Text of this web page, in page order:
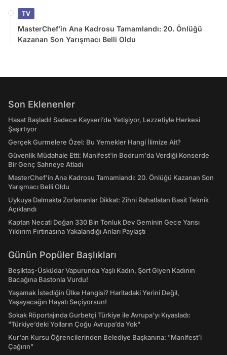
TV
MasterChef’in Ana Kadrosu Tamamlandı: 20. Önlüğü
Kazanan Son Yarışmacı Belli Oldu
Son Eklenenler
Hasat Başladı! Sadece Kayseri’de Yetişiyor, Lezzetiyle Herkesi
Şaşırtıyor
Gerçek Gurmelere Özel: Bu Yemekler Hangi İlimize Ait?
Güvenlik Müdahale Etti: Manifest'in Bodrum'da Verdiği Konserde
Bir Genç Sahneye Atladı
MasterChef’in Ana Kadrosu Tamamlandı: 20. Önlüğü Kazanan Son
Yarışmacı Belli Oldu
Uykuya Dalmakta Zorlananlar Dikkat: Zihni Rahatlatan Basit Teknik
Açıklandı
Kaptan Necati Doğan 330 Bin Tonluk Dev Geminin Gece Yarısı
Yıldırım Fırtınasına Yakalandığı Anları Paylaştı
Günün Popüler Başlıkları
Beşiktaş-Üsküdar Vapurunda Yaşlı Kadın, Şort Giyen Kadının
Bacağına Bastonla Vurdu!
Yaşamak İstediğin Ülke Hangisi? Haritadaki Yerini Değil,
Yaşayacağın Hayatı Seçiyorsun!
Sokak Röportajında Gurbetçi Türkiye ile Avrupa'yı Kıyasladı:
"Türkiye’deki Yolların Çoğu Avrupa’da Yok"
Kur'an Kursu Öğrencilerinden Belediye Başkanına: "Manifest’i
Çağırın"